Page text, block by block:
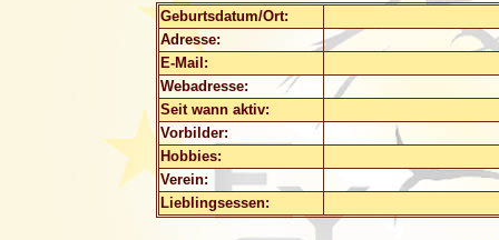
Geburtsdatum/Ort:
Adresse:
E-Mail:
Webadresse:
Seit wann aktiv:
Vorbilder:
Hobbies:
Verein:
Lieblingsessen: